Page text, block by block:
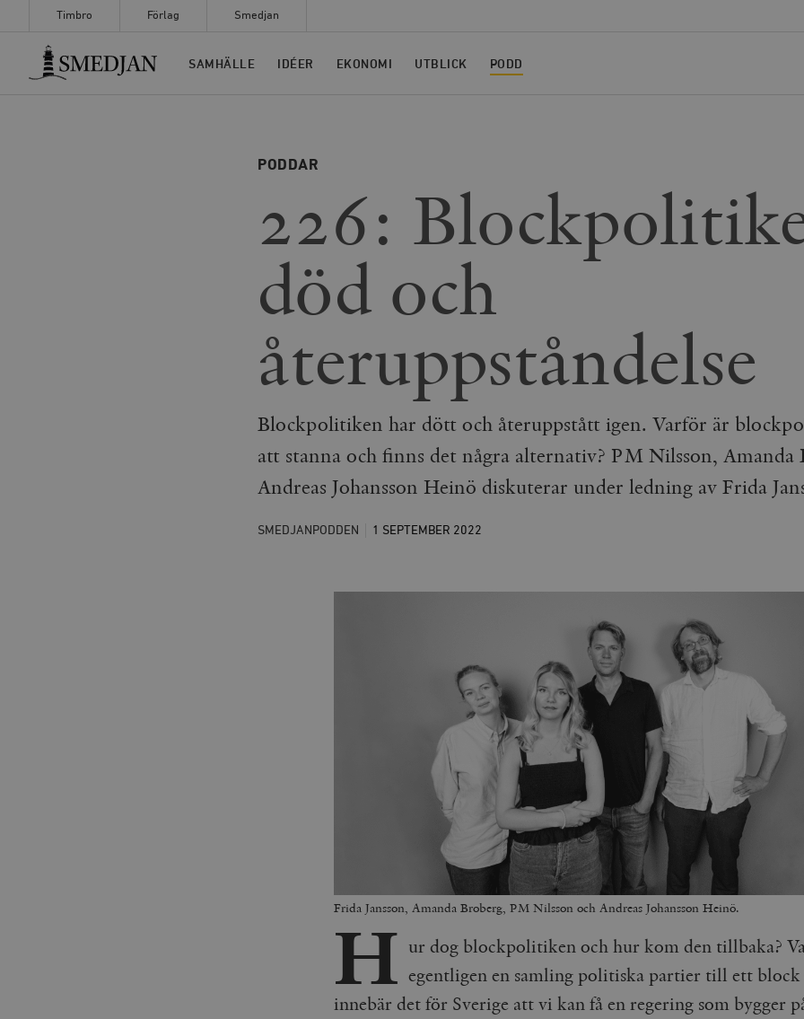
Timbro Förlag Smedjan
Timbro
SAMHÄLLE IDÉER EKONOMI UTBLICK PODD
PODDAR
226:
död och
återuppståndelse
Blockpolitiken har dött och återuppstått igen. Varför är
att stanna och finns det några alternativ? PM Nilsson, Amanda
Andreas Johansson Heinö diskuterar under ledning av Frida
SMEDJANPODDEN 1 SEPTEMBER 2022
Frida Jansson, Amanda Broberg, PM Nilsson och Andreas Johansson Heinö.
H ur dog blockpolitiken och hur kom den tillbaka?
egentligen en samling politiska partier till ett block
innebär det för Sverige att vi kan få en regering som bygger